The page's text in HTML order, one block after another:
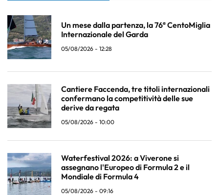
Un mese dalla partenza, la 76ª CentoMiglia
Internazionale del Garda
05/08/2026 - 12:28
Cantiere Faccenda, tre titoli internazionali
confermano la competitività delle sue
derive da regata
05/08/2026 - 10:00
Waterfestival 2026: a Viverone si
assegnano l'Europeo di Formula 2 e il
Mondiale di Formula 4
05/08/2026 - 09:16